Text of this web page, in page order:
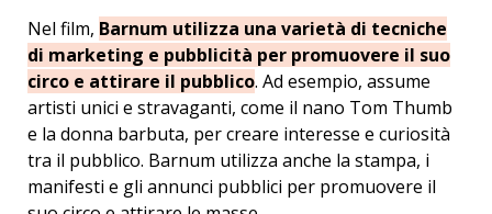
Nel film, Barnum utilizza una varietà di tecniche
di marketing e pubblicità per promuovere il suo
circo e attirare il pubblico. Ad esempio, assume
artisti unici e stravaganti, come il nano Tom Thumb
e la donna barbuta, per creare interesse e curiosità
tra il pubblico. Barnum utilizza anche la stampa, i
manifesti e gli annunci pubblici per promuovere il